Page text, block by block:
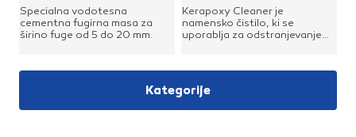
keramične ploščice (enkrat
žgane, dvakrat žgane, klinker,
neporcelanizirani in
kamen, marmor, granit itd.),
vodoodbojnost fuge na
prostorih s talnim ogrevanjem.
Specialna vodotesna
cementna fugirna masa za
širino fuge od 5 do 20 mm.
Kerapoxy Cleaner je
namensko čistilo, ki se
uporablja za odstranjevanje
Kerapoxy P, Kerapoxy Design,
Kerapoxy CQ, itd, iz
keramičnih ploščic, steklenih in
Kategorije